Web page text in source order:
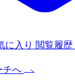
に入り 閲覧履歴
チへ